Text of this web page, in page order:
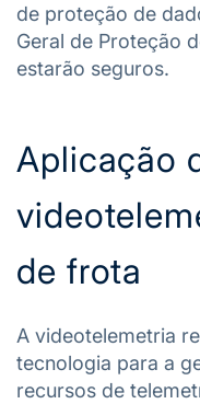
de proteção de
Geral de Proteção
estarão seguros.
Aplicação
de frota
A videotelemetria
tecnologia para a
recursos de